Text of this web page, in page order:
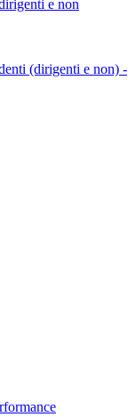
e non
(dirigenti e non) -